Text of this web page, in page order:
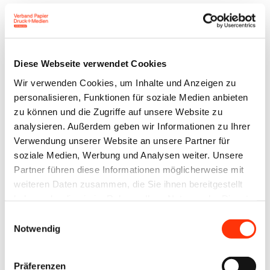
Diese Webseite verwendet Cookies
Wir verwenden Cookies, um Inhalte und Anzeigen zu
personalisieren, Funktionen für soziale Medien anbieten
zu können und die Zugriffe auf unsere Website zu
analysieren. Außerdem geben wir Informationen zu Ihrer
Verwendung unserer Website an unsere Partner für
soziale Medien, Werbung und Analysen weiter. Unsere
Partner führen diese Informationen möglicherweise mit
weiteren Daten zusammen, die Sie ihnen bereitgestellt
Notwendig
Präferenzen
Drucker
Kommission, die EUDR weiter zu vereinfachen. Die
am 4. Mai 2026 vorgelegten Vorschläge reichen aus
Sicht des BVDM jedoch nicht aus, um die
bürokratischen Belastungen für die Unternehmen
der nachgelagerten Lieferkette nachhaltig zu
reduzieren.
Druckerzeugnissen wie Zeitungen, Bücher, Kataloge
hergestellte Druckprodukte keine Treiber von